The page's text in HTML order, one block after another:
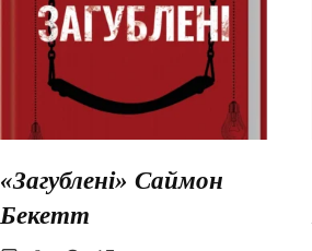
«Загублені» Саймон
Бекетт